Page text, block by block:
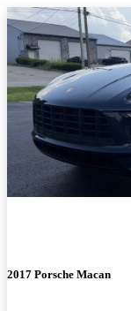
2017 Porsche Macan